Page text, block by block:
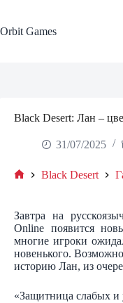
content
Orbit Games
Black Desert: Лан –
31/07/2025
Black Desert
Завтра на
Online появится
многие игроки
новенького.
историю Лан, из
«Защитница слабых